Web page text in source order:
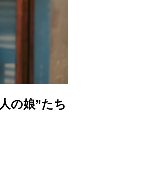
の娘”たち